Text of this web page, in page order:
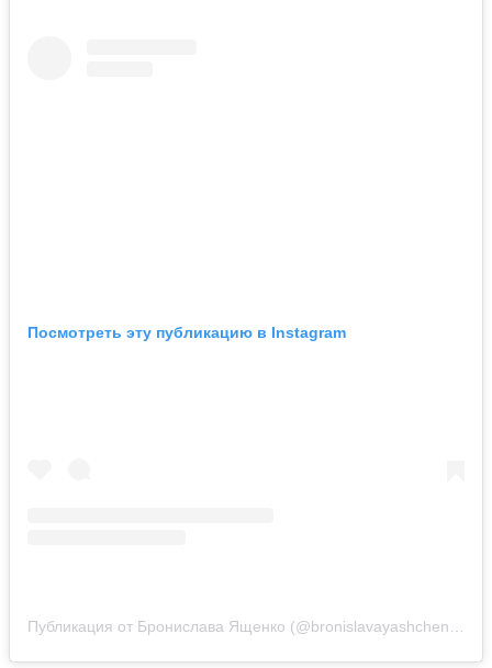
Посмотреть эту публикацию в Instagram
Публикация от Бронислава Ященко (@bronislavayashchenko)